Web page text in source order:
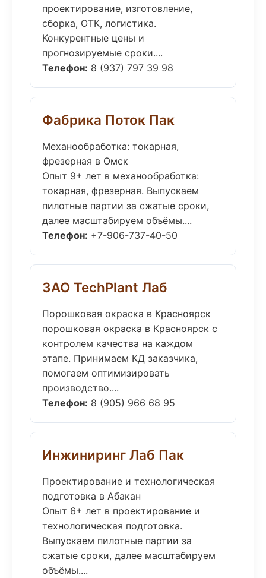
проектирование, изготовление,
сборка, ОТК, логистика.
Конкурентные цены и
прогнозируемые сроки....
Телефон: 8 (937) 797 39 98
Фабрика Поток Пак
Механообработка: токарная,
фрезерная в Омск
Опыт 9+ лет в механообработка:
токарная, фрезерная. Выпускаем
пилотные партии за сжатые сроки,
далее масштабируем объёмы....
Телефон: +7-906-737-40-50
ЗАО TechPlant Лаб
Порошковая окраска в Красноярск
порошковая окраска в Красноярск с
контролем качества на каждом
этапе. Принимаем КД заказчика,
помогаем оптимизировать
производство....
Телефон: 8 (905) 966 68 95
Инжиниринг Лаб Пак
Проектирование и технологическая
подготовка в Абакан
Опыт 6+ лет в проектирование и
технологическая подготовка.
Выпускаем пилотные партии за
сжатые сроки, далее масштабируем
объёмы....